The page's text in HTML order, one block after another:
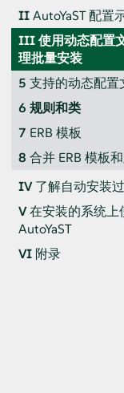
IIAutoYaST 配置
III使用动态配置
理批量安装
5 支持的动态配置
6 规则和类
7 ERB 模板
8 合并 ERB 模板
IV了解自动安装
V在安装的系统上
AutoYaST
VI 附录